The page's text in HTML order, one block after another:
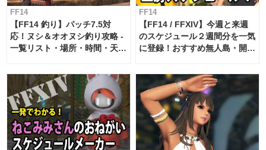
FF14
【FF14 釣り】パッチ7.5対
応！ヌシ＆オオヌシ釣り攻略 -
一覧リスト・場所・時間・天
FF14
【FF14 / FFXIV】今週と来週
のスケジュール２週間分を一気
に登録！おすすめ無人島・開拓
対応 / 毎週更新中】